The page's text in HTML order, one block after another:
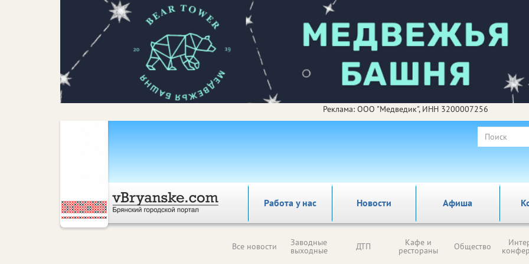
Реклама: ООО "Медведик", ИНН 3200007256
Работа у нас Новости Афиша
Все новости Заводные
выходные ДТП Кафе и
рестораны Общество